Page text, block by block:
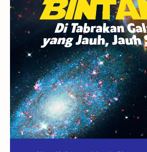
Astrofotografi
Stasiun Luar Angkasa Internasional
Gugus Bintang Menarik Dibaca
Venus Pluto Galaksi
Gambar Harian Titan
Bintang Neutron Hubble